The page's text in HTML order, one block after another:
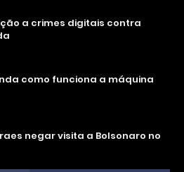
a crimes digitais contra
como funciona a máquina
negar visita a Bolsonaro no